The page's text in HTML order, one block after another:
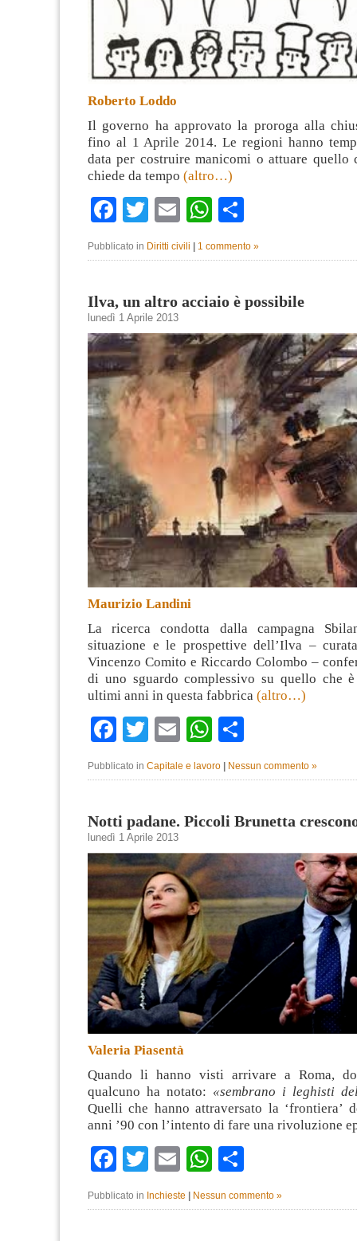
Roberto Loddo
Il governo ha approvato la proroga alla
fino al 1 Aprile 2014. Le regioni hanno
data per costruire manicomi o attuare quello
chiede da tempo (altro…)
Facebook
Twitter
EmailWhatsApp
Pubblicato in Diritti civili | 1 commento »
Ilva, un altro acciaio è possibile
lunedì 1 Aprile 2013
Maurizio Landini
La ricerca condotta dalla campagna
situazione e le prospettive dell’Ilva –
Vincenzo Comito e Riccardo Colombo –
di uno sguardo complessivo su quello che
ultimi anni in questa fabbrica (altro…)
Facebook
TwitterEmailWhatsApp
Pubblicato in Capitale e lavoro Nessun commento »
Notti padane. Piccoli Brunetta
lunedì 1 Aprile 2013
Valeria Piasentà
Quando li hanno visti arrivare a Roma,
qualcuno ha notato: «sembrano i leghisti
Quelli che hanno attraversato la ‘frontiera’
anni ’90 con l’intento di fare una rivoluzione
Facebook
TwitterEmailWhatsApp
Pubblicato in Inchieste Nessun commento »